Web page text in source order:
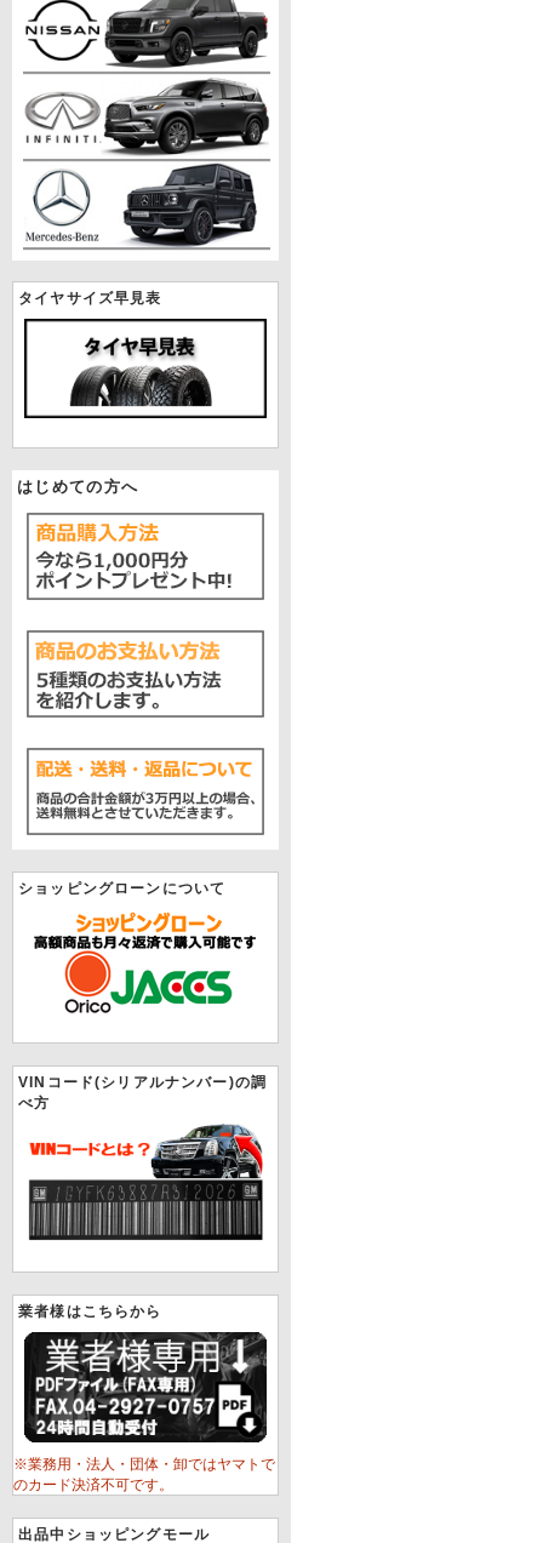
タイヤサイズ早見表
はじめての方へ
ショッピングローンについて
VINコード(シリアルナンバー)の調
べ方
業者様はこちらから
※業務用・法人・団体・卸ではヤマトで
のカード決済不可です。
出品中ショッピングモール